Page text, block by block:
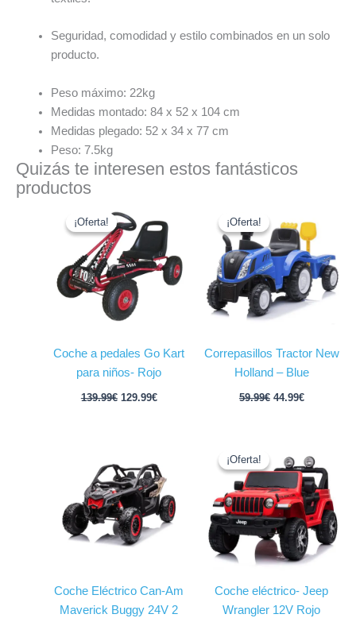
Seguridad, comodidad y estilo combinados en un solo
producto.
Peso máximo: 22kg
Medidas montado: 84 x 52 x 104 cm
Medidas plegado: 52 x 34 x 77 cm
Peso: 7.5kg
Quizás te interesen estos fantásticos
productos
¡Oferta!
¡Oferta!
Coche a pedales Go Kart
para niños- Rojo
139.99€
precio
original
era:
139.99€.
129.99€
actual
es:
129.99€.
¡Oferta!
¡Oferta!
Correpasillos Tractor New
Holland – Blue
59.99€
original
era:
59.99€.
44.99€
actual
es:
44.99€.
Coche Eléctrico Can-Am
Maverick Buggy 24V 2
¡Oferta!
¡Oferta!
Coche eléctrico- Jeep
Wrangler 12V Rojo
precio
original
399.99€.
precio
actual
es:
369.99€.